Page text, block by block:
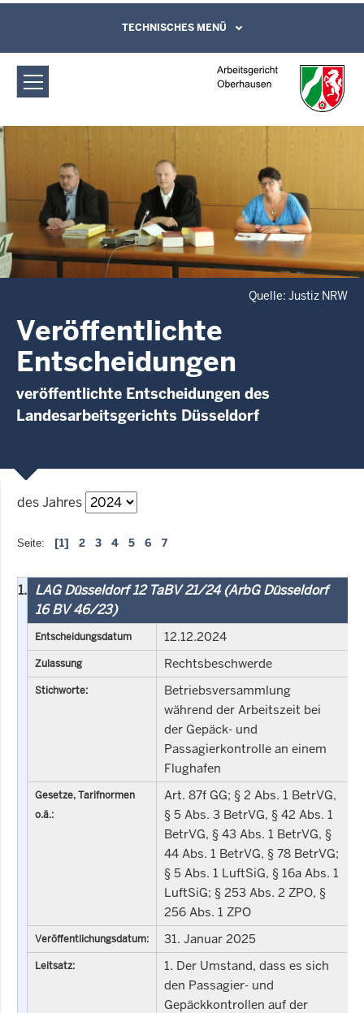
Arbeitsgericht Oberhausen:
Veröffentlichte
Entscheidungen
Direkt zum Inhalt
Leichte Sprache, Gebärdensprachenvideo
und Kontaktformular
TECHNISCHES MENÜ
Quelle: Justiz NRW
Veröffentlichte
Entscheidungen
veröffentlichte Entscheidungen des
Landesarbeitsgerichts Düsseldorf
des Jahres
Seite: [1] 2 3 4 5 6 7
1. LAG Düsseldorf 12 TaBV 21/24 (ArbG Düsseldorf
16 BV 46/23)
Entscheidungsdatum 12.12.2024
Zulassung Rechtsbeschwerde
Stichworte:
Betriebsversammlung
während der Arbeitszeit bei
der Gepäck- und
Passagierkontrolle an einem
Flughafen
Gesetze, Tarifnormen
o.ä.:
Art. 87f GG; § 2 Abs. 1 BetrVG,
§ 5 Abs. 3 BetrVG, § 42 Abs. 1
BetrVG, § 43 Abs. 1 BetrVG, §
44 Abs. 1 BetrVG, § 78 BetrVG;
§ 5 Abs. 1 LuftSiG, § 16a Abs. 1
LuftSiG; § 253 Abs. 2 ZPO, §
256 Abs. 1 ZPO
Veröffentlichungsdatum: 31. Januar 2025
Leitsatz:
1. Der Umstand, dass es sich
den Passagier- und
Gepäckkontrollen auf der